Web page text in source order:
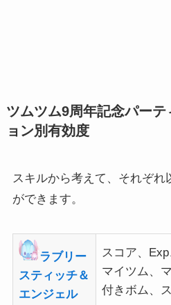
ツムツム9周年記念パーテ
ョン別有効度
スキルから考えて、それぞれ
ができます。
ラブリー
スティッチ＆
エンジェル
スコア、Exp
マイツム、
付きボム、